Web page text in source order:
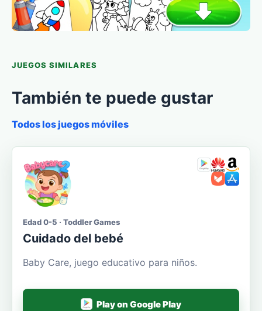
JUEGOS SIMILARES
También te puede gustar
Todos los juegos móviles
Edad 0-5 · Toddler Games
Cuidado del bebé
Baby Care, juego educativo para niños.
Play on Google Play